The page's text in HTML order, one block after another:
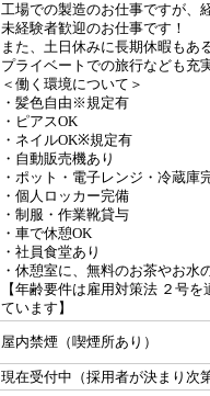
工場での製造のお仕事ですが、
未経験者歓迎のお仕事です！
また、土日休みに長期休暇もあ
プライベートでの旅行なども充
＜働く環境について＞
・髪色自由※規定有
・ピアスOK
・ネイルOK※規定有
・自動販売機あり
・ポット・電子レンジ・冷蔵庫
・個人ロッカー完備
・制服・作業靴貸与
・車で休憩OK
・社員食堂あり
・休憩室に、無料のお茶やお水
【年齢要件は雇用対策法 ２号
ています】
屋内禁煙（喫煙所あり）
現在受付中（採用者が決まり次